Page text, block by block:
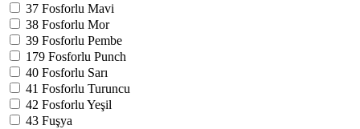
37 Fosforlu Mavi
38 Fosforlu Mor
39 Fosforlu Pembe
179 Fosforlu Punch
40 Fosforlu Sarı
41 Fosforlu Turuncu
42 Fosforlu Yeşil
43 Fuşya